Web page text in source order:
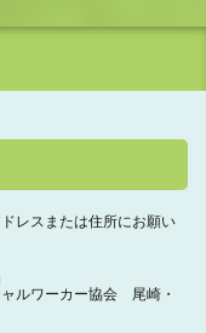
レスまたは住所にお願い
ルワーカー協会 尾崎・